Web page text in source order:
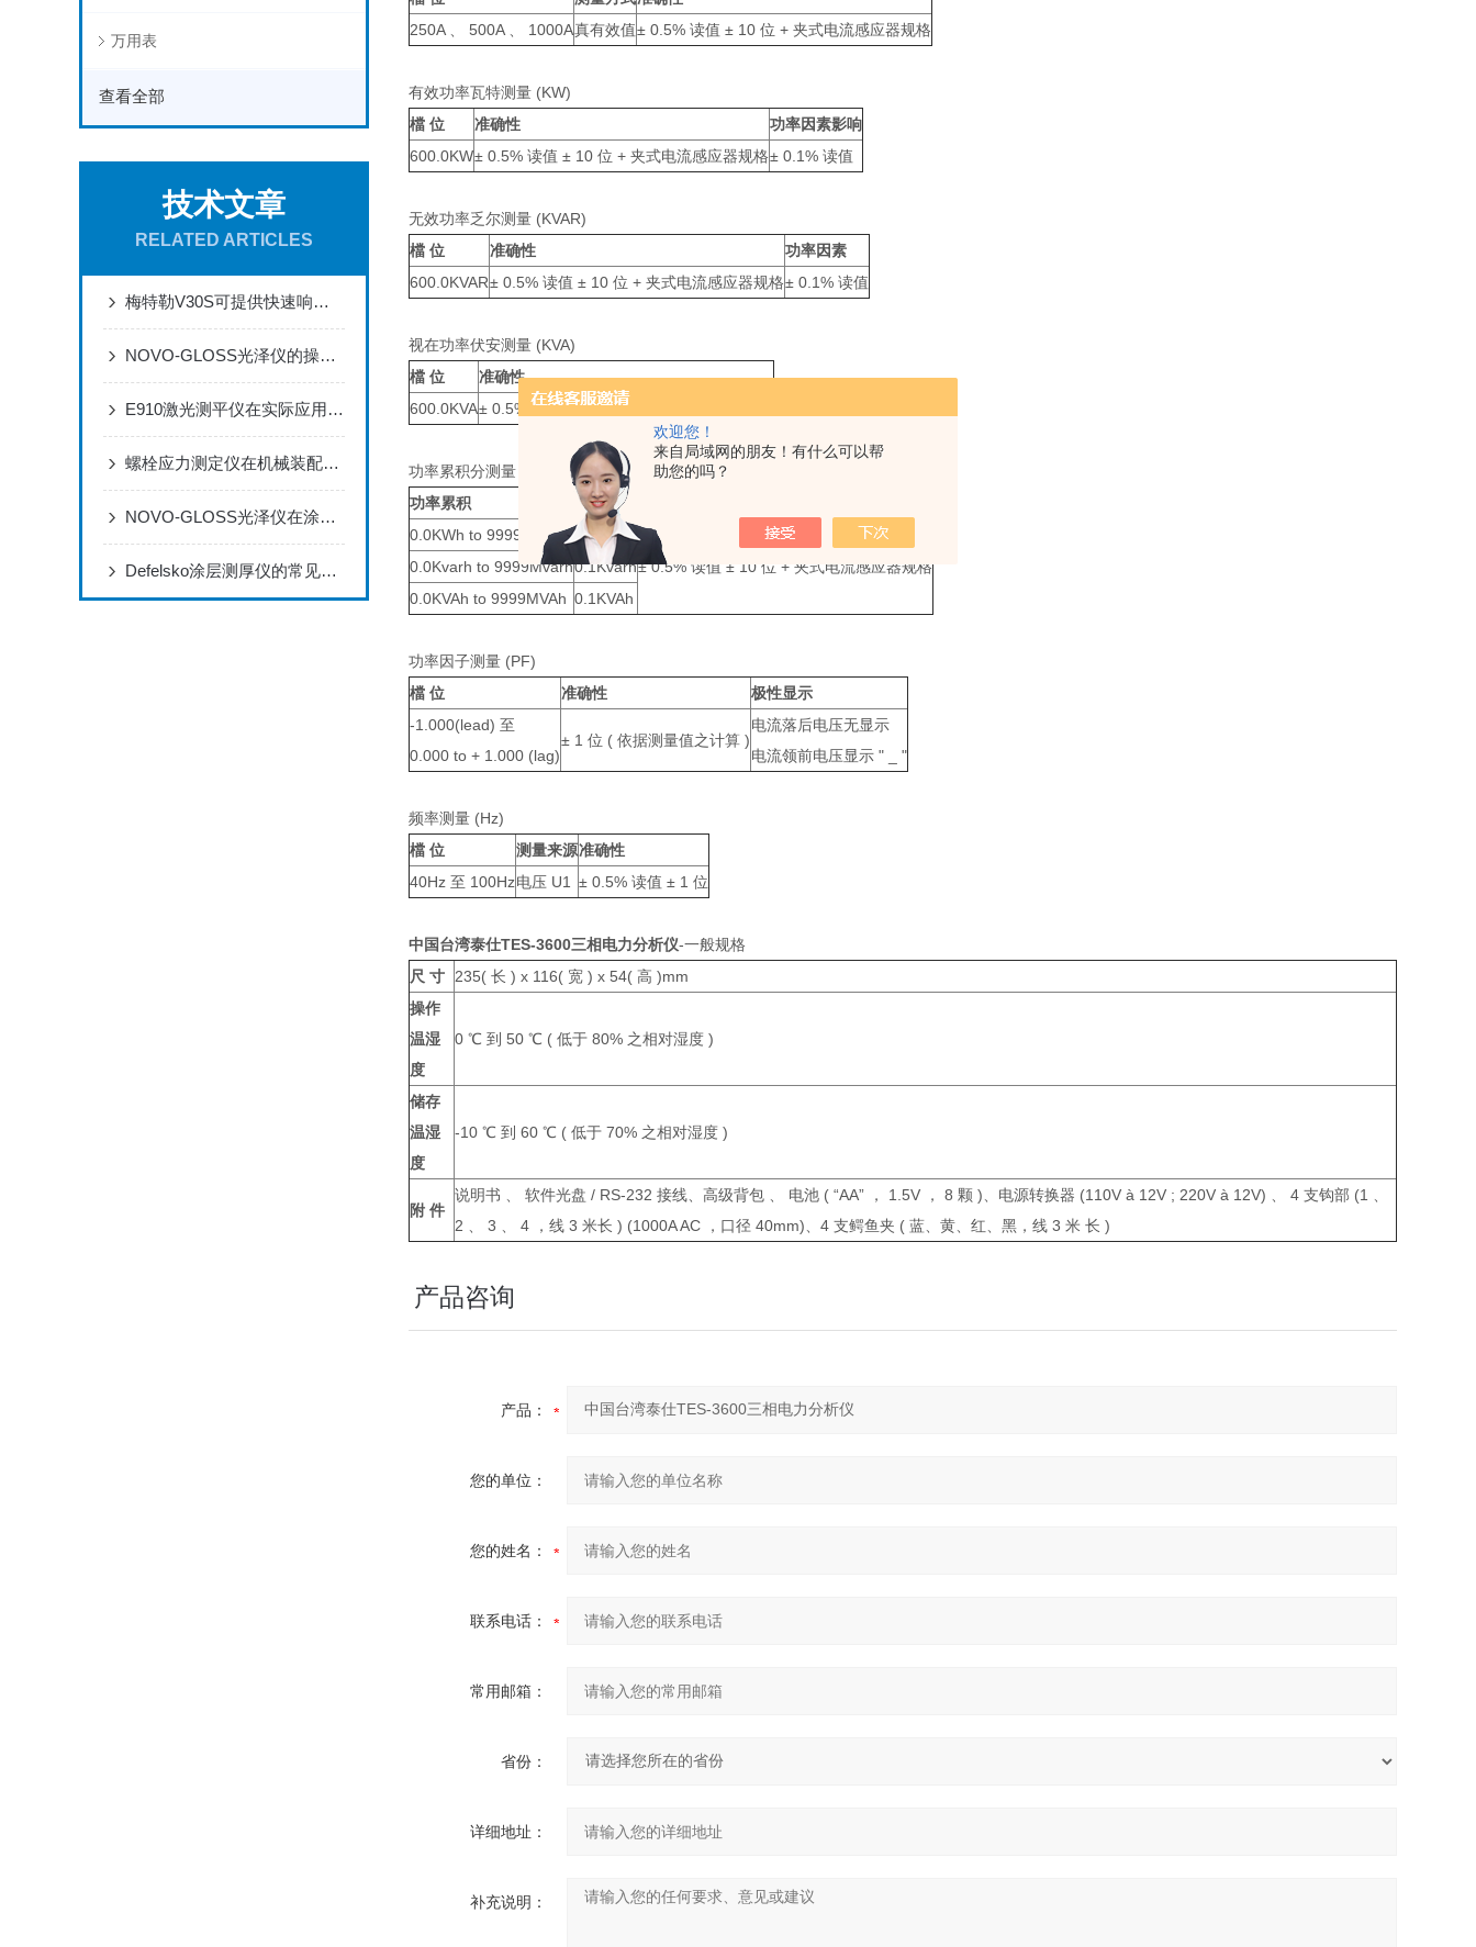
欢迎您！
来自局域网的朋友！有什么可以帮
助您的吗？
万用表
查看全部
技术文章
RELATED ARTICLES
梅特勒V30S可提供快速响应的质量测量通道
NOVO-GLOSS光泽仪的操作与运维规范
E910激光测平仪在实际应用场景中的作用体现
螺栓应力测定仪在机械装配过程中的作用
NOVO-GLOSS光泽仪在涂料生产和检测过程中的应用
Defelsko涂层测厚仪的常见应用有哪些？
250A 、 500A 、 1000A真有效值± 0.5% 读值 ± 10 位 + 夹式电流感应器规格
有效功率瓦特测量 (KW)
檔 位
准确性
功率因素影响
600.0KW± 0.5% 读值 ± 10 位 + 夹式电流感应器规格± 0.1% 读值
无效功率乏尔测量 (KVAR)
檔 位
准确性
功率因素
600.0KVAR± 0.5% 读值 ± 10 位 + 夹式电流感应器规格± 0.1% 读值
视在功率伏安测量 (KVA)
檔 位
准确性
600.0KVA± 0.5% 读值 ± 10 位 + 夹式电流感应器规格
功率累积分测量
功率累积
分辨率
0.0KWh to 9999MWh
0.1KWh
± 0.5% 读值 ± 10 位 + 夹式电流感应器规格
0.0Kvarh to 9999Mvarh0.1Kvarh
0.0KVAh to 9999MVAh 0.1KVAh
功率因子测量 (PF)
檔 位
准确性
极性显示
-1.000(lead) 至
0.000 to + 1.000 (lag)
± 1 位 ( 依据测量值之计算 )
电流落后电压无显示
电流领前电压显示 " _ "
频率测量 (Hz)
檔 位
测量来源准确性
40Hz 至 100Hz电压 U1 ± 0.5% 读值 ± 1 位
中国台湾泰仕TES-3600三相电力分析仪-一般规格
尺 寸
235( 长 ) x 116( 宽 ) x 54( 高 )mm
操作
温湿
度
0 ℃ 到 50 ℃ ( 低于 80% 之相对湿度 )
储存
温湿
度
-10 ℃ 到 60 ℃ ( 低于 70% 之相对湿度 )
附 件
说明书 、 软件光盘 / RS-232 接线、高级背包 、 电池 ( “AA” ， 1.5V ， 8 颗 )、电源转换器 (110V à 12V ; 220V à 12V) 、 4 支钩部 (1 、
2 、 3 、 4 ，线 3 米长 ) (1000A AC ，口径 40mm)、4 支鳄鱼夹 ( 蓝、黄、红、黑，线 3 米 长 )
产品咨询
产品：
您的单位：
您的姓名：
联系电话：
常用邮箱：
省份：
详细地址：
补充说明：